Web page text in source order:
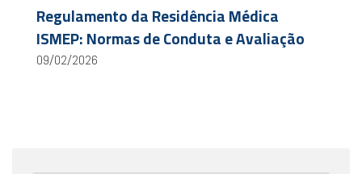
Regulamento da Residência Médica
ISMEP: Normas de Conduta e Avaliação
09/02/2026